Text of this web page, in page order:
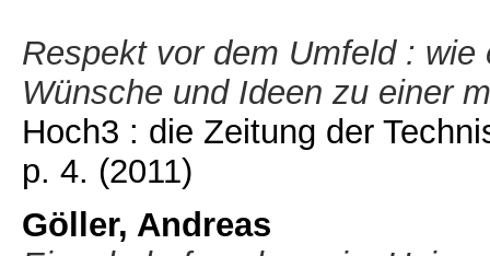
Respekt vor dem Umfeld :
Wünsche und Ideen zu einer
Hoch3 : die Zeitung der
p. 4. (2011)
Göller, Andreas